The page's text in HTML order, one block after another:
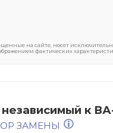
на сайте, носят
фактических
независимый к
ЗАМЕНЫ